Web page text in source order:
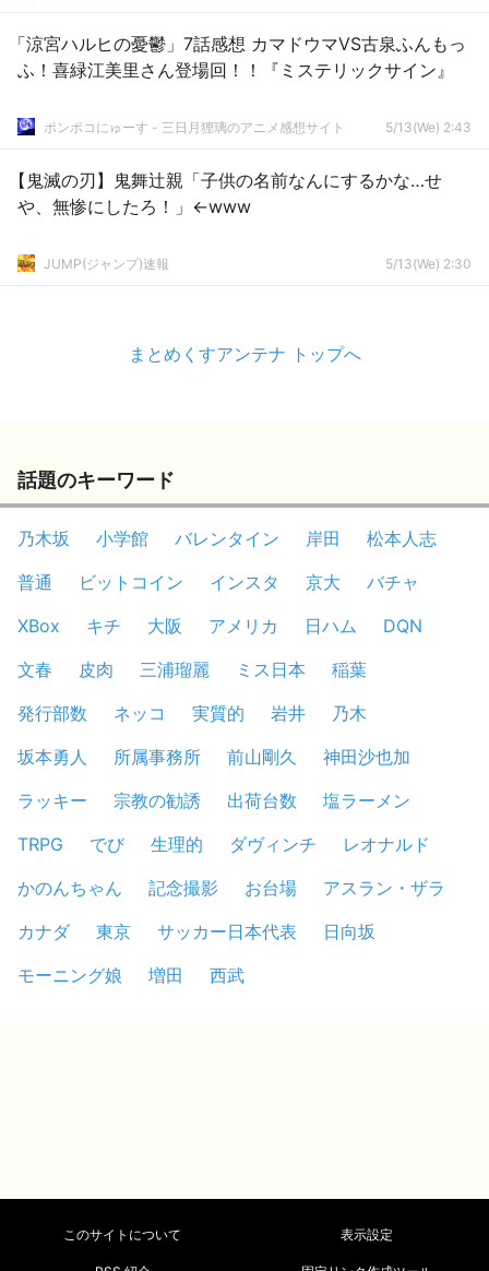
「涼宮ハルヒの憂鬱」7話感想 カマドウマVS古泉ふんもっ
ふ！喜緑江美里さん登場回！！『ミステリックサイン』
ポンポコにゅーす - 三日月狸璃のアニメ感想サイト 5/13(We) 2:43
【鬼滅の刃】鬼舞辻親「子供の名前なんにするかな…せ
や、無惨にしたろ！」←www
JUMP(ジャンプ)速報 5/13(We) 2:30
まとめくすアンテナ トップへ
話題のキーワード
乃木坂 小学館 バレンタイン 岸田
松本人志
普通
ビットコイン インスタ 京大
バチャ
XBox
キチ 大阪 アメリカ 日ハム
DQN
文春
皮肉 三浦瑠麗 ミス日本
稲葉
発行部数
ネッコ 実質的 岩井
乃木
坂本勇人
所属事務所 前山剛久
神田沙也加
ラッキー
宗教の勧誘 出荷台数
塩ラーメン
TRPG
でび 生理的 ダヴィンチ
レオナルド
かのんちゃん
記念撮影 お台場
アスラン・ザラ
カナダ
東京 サッカー日本代表
日向坂
モーニング娘
増田 西武
このサイトについて 表示設定